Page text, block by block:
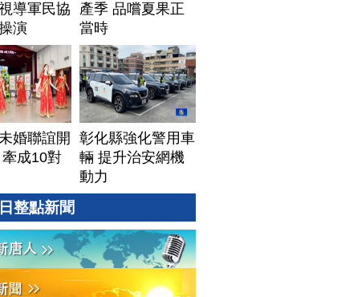
導軍民協
演
產季 品嚐夏果正
當時
婚聯誼開
成10對
彰化縣強化警用車
輛 提升治安網機
動力
整點新聞